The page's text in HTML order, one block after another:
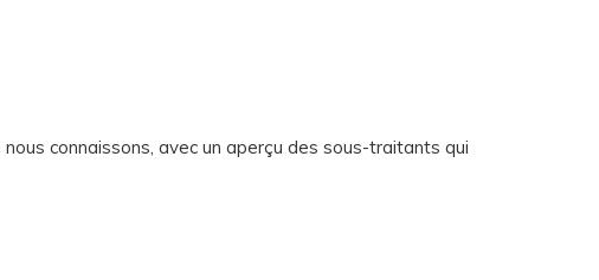
connaissons, avec un aperçu des sous-traitants qui